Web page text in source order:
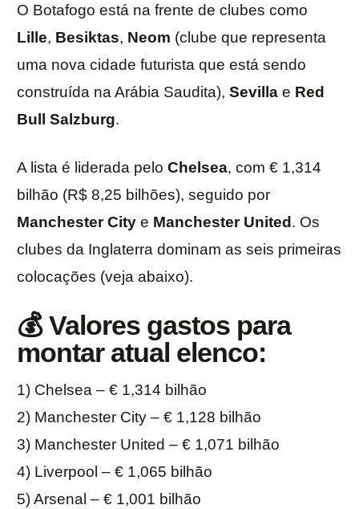
O Botafogo está na frente de clubes como
Lille, Besiktas, Neom (clube que representa
uma nova cidade futurista que está sendo
construída na Arábia Saudita), Sevilla e Red
Bull Salzburg.
A lista é liderada pelo Chelsea, com € 1,314
bilhão (R$ 8,25 bilhões), seguido por
Manchester City e Manchester United . Os
clubes da Inglaterra dominam as seis primeiras
colocações (veja abaixo).
💰 Valores gastos para
montar atual elenco:
1) Chelsea – € 1,314 bilhão
2) Manchester City – € 1,128 bilhão
3) Manchester United – € 1,071 bilhão
4) Liverpool – € 1,065 bilhão
5) Arsenal – € 1,001 bilhão